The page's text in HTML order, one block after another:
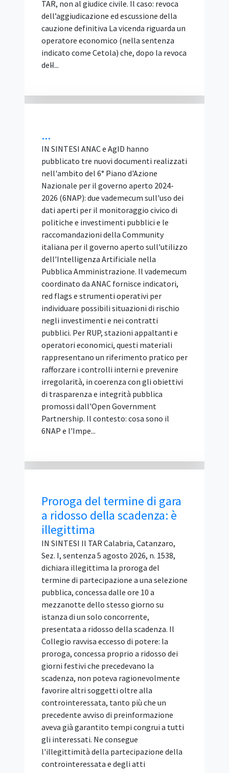
dell'Autorità, richiama le prime pronunce
e approfondisce i temi segnalati dagli
operatori: requisiti di partecipazione,
servizi di punta, gestione informativa
digitale (BIM), subappalto e avvalimento.
Bando tipo vincolante: cosa dispone l'art.
Il Bando tipo n. 2/2026 non è un modello
Unicità dell’Offerta: le
Offerte Alternative Sono
Vietate
IN SINTESI Il Tar Lazio, Roma, Sez. II bis,
con la sentenza 4 agosto 2026, n. 14084,
ribadisce che il principio di unicità
dell'offerta vieta a ogni concorrente di
presentare più di una proposta in gara. La
regola serve a garantire la comparazione
tra i partecipanti in condizioni di parità.
Nel caso deciso, un'impresa aveva offerto
un prodotto diverso da quello richiesto
nelle specifiche tecniche, dichiarandosi
però disponibile a fornire il materiale
originariamente indicato qualora la
stazione appaltante lo avesse ritenuto
inderogabile. Per il Tar questa è un'offerta
condizionata e alternativa, vietata
perché attribuisce al concorrente un
ventaglio di opzioni precluso agli altri
rifiuti), ...
IGF Italia 2026: il
programma delle sessioni è
definito
IN SINTESI Il Comitato IGF Italia,
costituito presso il Dipartimento per la
trasformazione digitale, ha reso noto il
programma di IGF Italia 2026, in
calendario a Napoli il 29 e 30 ottobre
2026. Il programma comprende 19
sessioni, definite dopo una consultazione
pubblica che ha raccolto oltre 300
contributi da istituzioni, PA, università,
imprese, comunità tecnica e società
civile. Gli incontri saranno dedicati a otto
aree tematiche: intelligenza artificiale,
cybersicurezza e fiducia digitale,